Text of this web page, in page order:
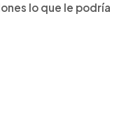
lo que le podría